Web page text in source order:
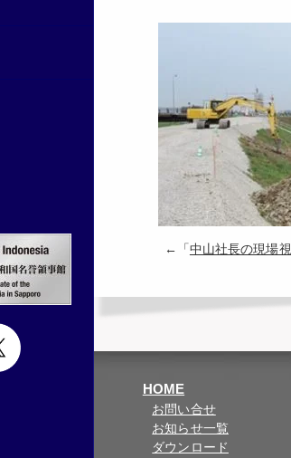
←「 中山社長の現場
HOME
お問い合せ
お知らせ一覧
ダウンロード